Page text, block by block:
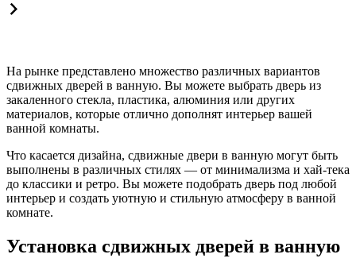
На рынке представлено множество различных вариантов
сдвижных дверей в ванную. Вы можете выбрать дверь из
закаленного стекла, пластика, алюминия или других
материалов, которые отлично дополнят интерьер вашей
ванной комнаты.
Что касается дизайна, сдвижные двери в ванную могут быть
выполнены в различных стилях — от минимализма и хай-тека
до классики и ретро. Вы можете подобрать дверь под любой
интерьер и создать уютную и стильную атмосферу в ванной
комнате.
Установка сдвижных дверей в ванную